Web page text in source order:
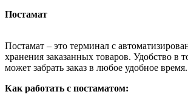
Постамат
Постамат – это терминал с
хранения заказанных товаров. Удобство в
может забрать заказ в любое удобное время.
Как работать с постаматом: